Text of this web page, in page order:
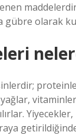
gübre olarak